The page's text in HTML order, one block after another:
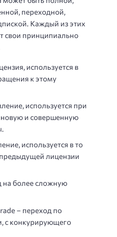
переходной,
Каждый из этих
свои принципиально
используется в
к этому
используется при
новую и совершенную
используется в то
предыдущей лицензии
на более сложную
– переход по
с конкурирующего